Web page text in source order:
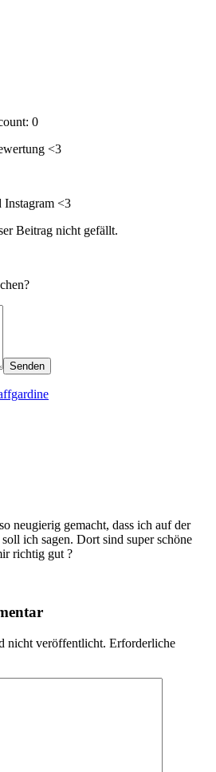
0
<3
Instagram <3
Beitrag nicht gefällt.
Senden
neugierig gemacht, dass ich auf der
ich sagen. Dort sind super schöne
richtig gut ?
nicht veröffentlicht. Erforderliche